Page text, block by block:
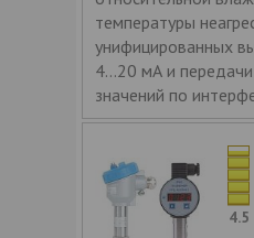
температуры
унифицированных
4...20 мА и
значений по
4.5